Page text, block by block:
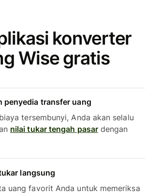
konverter
Wise gratis
penyedia transfer uang
tersembunyi, Anda akan selalu
nilai tukar tengah pasardengan
langsung
uang favorit Anda untuk memeriksa